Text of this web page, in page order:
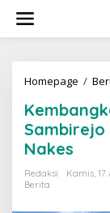
konten
Homepage /
Sambirejo
Nakes
Redaksi
Kamis, 17
Berita